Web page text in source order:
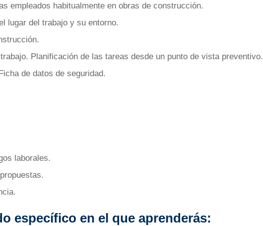
empleados habitualmente en obras de construcción.
lugar del trabajo y su entorno.
Planificación de las tareas desde un punto de vista preventivo.
de datos de seguridad.
laborales.
específico en el que aprenderás: